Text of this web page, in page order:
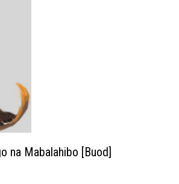
na Mabalahibo [Buod]